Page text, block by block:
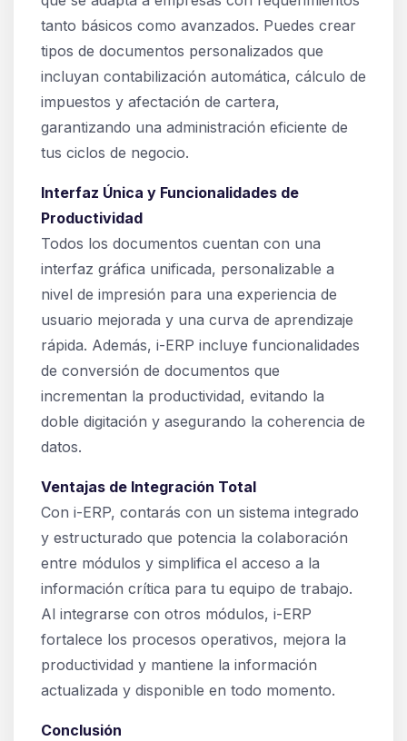
tanto básicos como avanzados. Puedes crear
tipos de documentos personalizados que
incluyan contabilización automática, cálculo de
impuestos y afectación de cartera,
garantizando una administración eficiente de
tus ciclos de negocio.
Interfaz Única y Funcionalidades de
Productividad
Todos los documentos cuentan con una
interfaz gráfica unificada, personalizable a
nivel de impresión para una experiencia de
usuario mejorada y una curva de aprendizaje
rápida. Además, i-ERP incluye funcionalidades
de conversión de documentos que
incrementan la productividad, evitando la
doble digitación y asegurando la coherencia de
datos.
Ventajas de Integración Total
Con i-ERP, contarás con un sistema integrado
y estructurado que potencia la colaboración
entre módulos y simplifica el acceso a la
información crítica para tu equipo de trabajo.
Al integrarse con otros módulos, i-ERP
fortalece los procesos operativos, mejora la
productividad y mantiene la información
actualizada y disponible en todo momento.
Conclusión